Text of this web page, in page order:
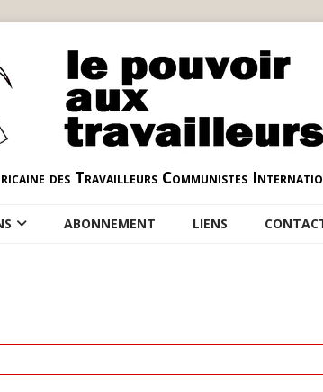
des Travailleurs Communistes
ABONNEMENT LIENS